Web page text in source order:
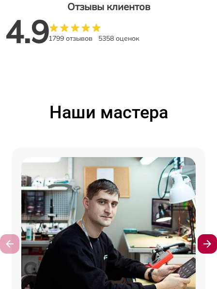
Отзывы клиентов
4.91799 отзывов 5358 оценок
Наши мастера